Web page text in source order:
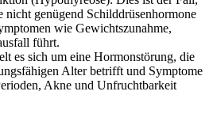
nicht genügend Schilddrüsenhormone
wie Gewichtszunahme,
führt.
es sich um eine Hormonstörung, die
Alter betrifft und Symptome
Akne und Unfruchtbarkeit